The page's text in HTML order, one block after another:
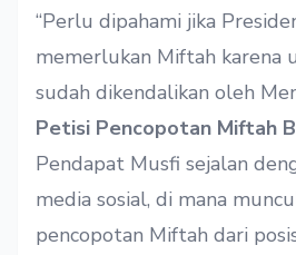
“Perlu dipahami jika
memerlukan Miftah karena
sudah dikendalikan oleh
Petisi Pencopotan Miftah
Pendapat Musfi sejalan
media sosial, di mana
pencopotan Miftah dari